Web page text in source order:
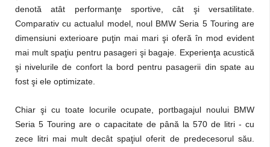
denotă atât performanţe sportive, cât şi versatilitate.
Comparativ cu actualul model, noul BMW Seria 5 Touring are
dimensiuni exterioare puţin mai mari şi oferă în mod evident
mai mult spaţiu pentru pasageri şi bagaje. Experienţa acustică
şi nivelurile de confort la bord pentru pasagerii din spate au
fost şi ele optimizate.
Chiar şi cu toate locurile ocupate, portbagajul noului BMW
Seria 5 Touring are o capacitate de până la 570 de litri - cu
zece litri mai mult decât spaţiul oferit de predecesorul său.